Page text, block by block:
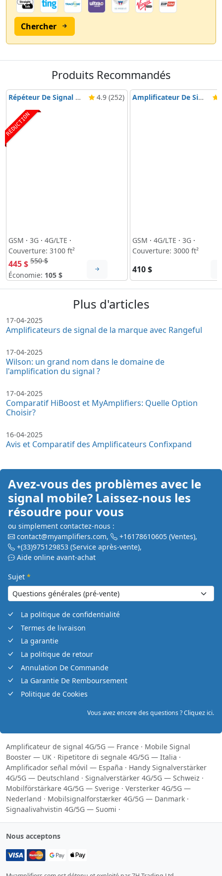
Chercher
Produits Recommandés
Répéteur De Signal Nikrans BD-3000 5G & 4G 4.9 (252)
RÉDUCTION
GSM · 3G · 4G/LTE ·
Couverture: 3100 ft²
445 $ 550 $
Économie: 105 $
Amplificateur De Signal Mobile Nikrans NS-3000-Voice, 3G & 4G
GSM · 4G/LTE · 3G ·
Couverture: 3000 ft²
410 $
Plus d'articles
17-04-2025
Amplificateurs de signal de la marque avec Rangeful
17-04-2025
Wilson: un grand nom dans le domaine de
l'amplification du signal ?
17-04-2025
Comparatif HiBoost et MyAmplifiers: Quelle Option
Choisir?
16-04-2025
Avis et Comparatif des Amplificateurs Confixpand
Avez-vous des problèmes avec le
signal mobile? Laissez-nous les
résoudre pour vous
ou simplement contactez-nous :
contact@myamplifiers.com, +16178610605 (Ventes),
+(33)975129853 (Service après-vente),
Aide online avant-achat
Sujet *
La politique de confidentialité
Termes de livraison
La garantie
La politique de retour
Annulation De Commande
La Garantie De Remboursement
Politique de Cookies
Vous avez encore des questions ? Cliquez ici.
Amplificateur de signal 4G/5G — France · Mobile Signal
Booster — UK · Ripetitore di segnale 4G/5G — Italia ·
Amplificador señal móvil — España · Handy Signalverstärker
4G/5G — Deutschland · Signalverstärker 4G/5G — Schweiz ·
Mobilförstärkare 4G/5G — Sverige · Versterker 4G/5G —
Nederland · Mobilsignalforstærker 4G/5G — Danmark ·
Signaalivahvistin 4G/5G — Suomi ·
Nous acceptons